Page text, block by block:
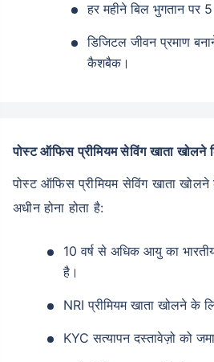
हर महीने बिल भुगतान पर
डिजिटल जीवन प्रमाण
कैशबैक।
पोस्ट ऑफिस प्रीमियम सेविंग खाता खोलने
पोस्ट ऑफिस प्रीमियम सेविंग खाता खोलने
अधीन होना होता है:
10 वर्ष से अधिक आयु का
है।
NRI प्रीमियम खाता खोलने के
KYC सत्यापन दस्तावेज़ो को